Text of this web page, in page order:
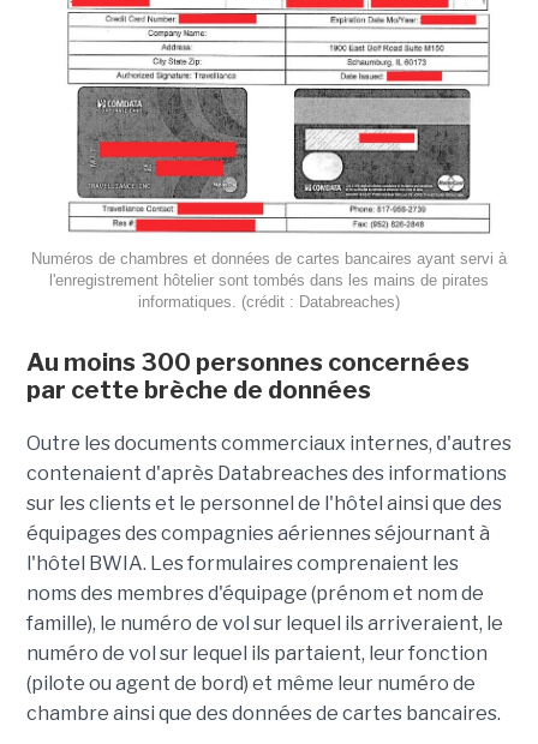
Numéros de chambres et données de cartes bancaires ayant servi à
l'enregistrement hôtelier sont tombés dans les mains de pirates
informatiques. (crédit : Databreaches)
Au moins 300 personnes concernées
par cette brèche de données
Outre les documents commerciaux internes, d'autres
contenaient d'après Databreaches des informations
sur les clients et le personnel de l'hôtel ainsi que des
équipages des compagnies aériennes séjournant à
l'hôtel BWIA. Les formulaires comprenaient les
noms des membres d'équipage (prénom et nom de
famille), le numéro de vol sur lequel ils arriveraient, le
numéro de vol sur lequel ils partaient, leur fonction
(pilote ou agent de bord) et même leur numéro de
chambre ainsi que des données de cartes bancaires.